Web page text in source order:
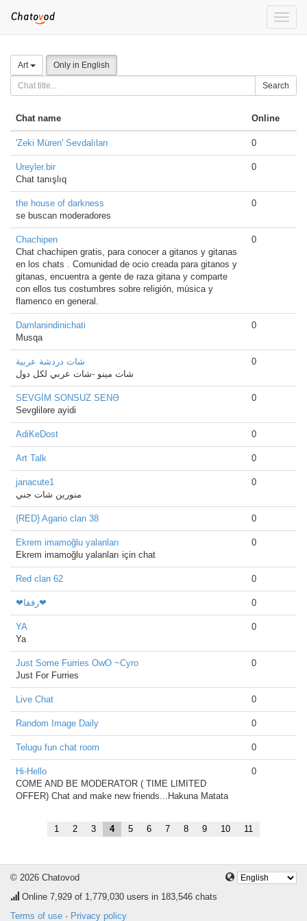
Toggle
Art Only in English
Search
Chat name Online
'Zeki Müren' Sevdalıları 0
Ureyler.bir
Chat tanışlıq
0
the house of darkness
se buscan moderadores
0
Chachipen
Chat chachipen gratis, para conocer a gitanos y gitanas
en los chats . Comunidad de ocio creada para gitanos y
gitanas, encuentra a gente de raza gitana y comparte
con ellos tus costumbres sobre religión, música y
flamenco en general.
0
Damlanindinichati
Musqa
0
شات دردشة عربية
شات مينو -شات عربي لكل دول
0
SEVGİM SONSUZ SENƏ
Sevgliləre ayidi
0
AdiKeDost 0
Art Talk 0
janacute1
منورين شات جني
0
{RED} Agario clan 38 0
Ekrem imamoğlu yalanları
Ekrem imamoğlu yalanları için chat
0
Red clan 62 0
❤رفقا❤ 0
YA
Ya
0
Just Some Furries OwO ~Cyro
Just For Furries
0
Live Chat 0
Random Image Daily 0
Telugu fun chat room 0
Hi-Hello
COME AND BE MODERATOR ( TIME LIMITED
OFFER) Chat and make new friends...Hakuna Matata
0
1 2 3 4 5 6 7 8 9 10 11
© 2026 Chatovod
Online 7,929 of 1,779,030 users in 183,546 chats
Terms of use · Privacy policy